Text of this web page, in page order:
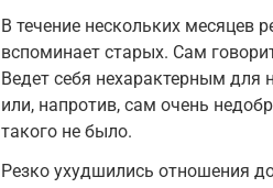
В течение нескольких месяцев
вспоминает старых. Сам
Ведет себя нехарактерным для
или, напротив, сам очень
такого не было.
Резко ухудшились отношения